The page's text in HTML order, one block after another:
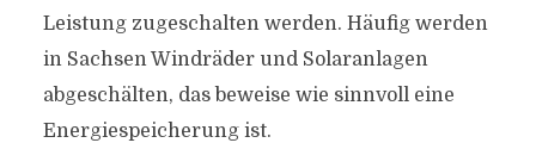
Leistung zugeschalten werden. Häufig werden
in Sachsen Windräder und Solaranlagen
abgeschälten, das beweise wie sinnvoll eine
Energiespeicherung ist.